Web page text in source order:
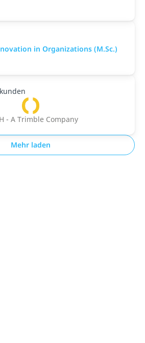
in Organizations (M.Sc.)
- A Trimble Company
Mehr laden